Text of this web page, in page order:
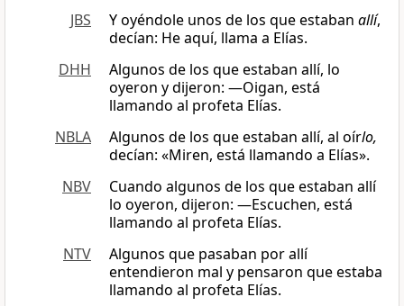
JBS
Y oyéndole unos de los que estaban allí,
decían: He aquí, llama a Elías.
DHH
Algunos de los que estaban allí, lo
oyeron y dijeron: —Oigan, está
llamando al profeta Elías.
NBLA
Algunos de los que estaban allí, al oírlo,
decían: «Miren, está llamando a Elías».
NBV
Cuando algunos de los que estaban allí
lo oyeron, dijeron: ―Escuchen, está
llamando al profeta Elías.
NTV
Algunos que pasaban por allí
entendieron mal y pensaron que estaba
llamando al profeta Elías.